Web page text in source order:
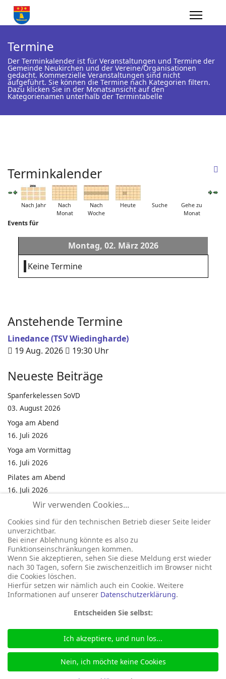
Termine
Der Terminkalender ist für Veranstaltungen und Termine der
Gemeinde Neukirchen und der Vereine/Organisationen
gedacht. Kommerzielle Veranstaltungen sind nicht
aufgeführt. Sie können die Termine nach Kategorien filtern.
Dazu klicken Sie in der Monatsansicht auf den
Kategorienamen unterhalb der Termintabelle
Terminkalender
Nach Jahr
Nach
Monat
Nach
Woche
Heute Suche
Gehe zu
Monat
Events für
Montag, 02. März 2026
Keine Termine
Anstehende Termine
Linedance (TSV Wiedingharde)
19 Aug. 2026
19:30 Uhr
Neueste Beiträge
Spanferkelessen SoVD
03. August 2026
Yoga am Abend
16. Juli 2026
Yoga am Vormittag
16. Juli 2026
Pilates am Abend
16. Juli 2026
Jumping Fitness Intervall
16. Juli 2026
Jumping Fitness Erwachsene
16. Juli 2026
Kinderfest in Neukirchen
16. Juli 2026
© 2026 Gemeinde Neukirchen
Seite betreut durch: marka-it.net
+49 46 64 488 bgm@neukirchen-nordfriesland.de
Wir verwenden Cookies...
Cookies sind für den technischen Betrieb dieser Seite leider
unverzichtbar.
Bei einer Ablehnung könnte es also zu
Funktionseinschränkungen kommen.
Wenn Sie akzeptieren, sehen Sie diese Meldung erst wieder
nach 30 Tagen, sofern Sie zwischenzeitlich im Browser nicht
die Cookies löschen.
Hierfür setzen wir nämlich auch ein Cookie. Weitere
Informationen auf unserer Datenschutzerklärung.
Entscheiden Sie selbst:
Ich akzeptiere, und nun los...
Nein, ich möchte keine Cookies